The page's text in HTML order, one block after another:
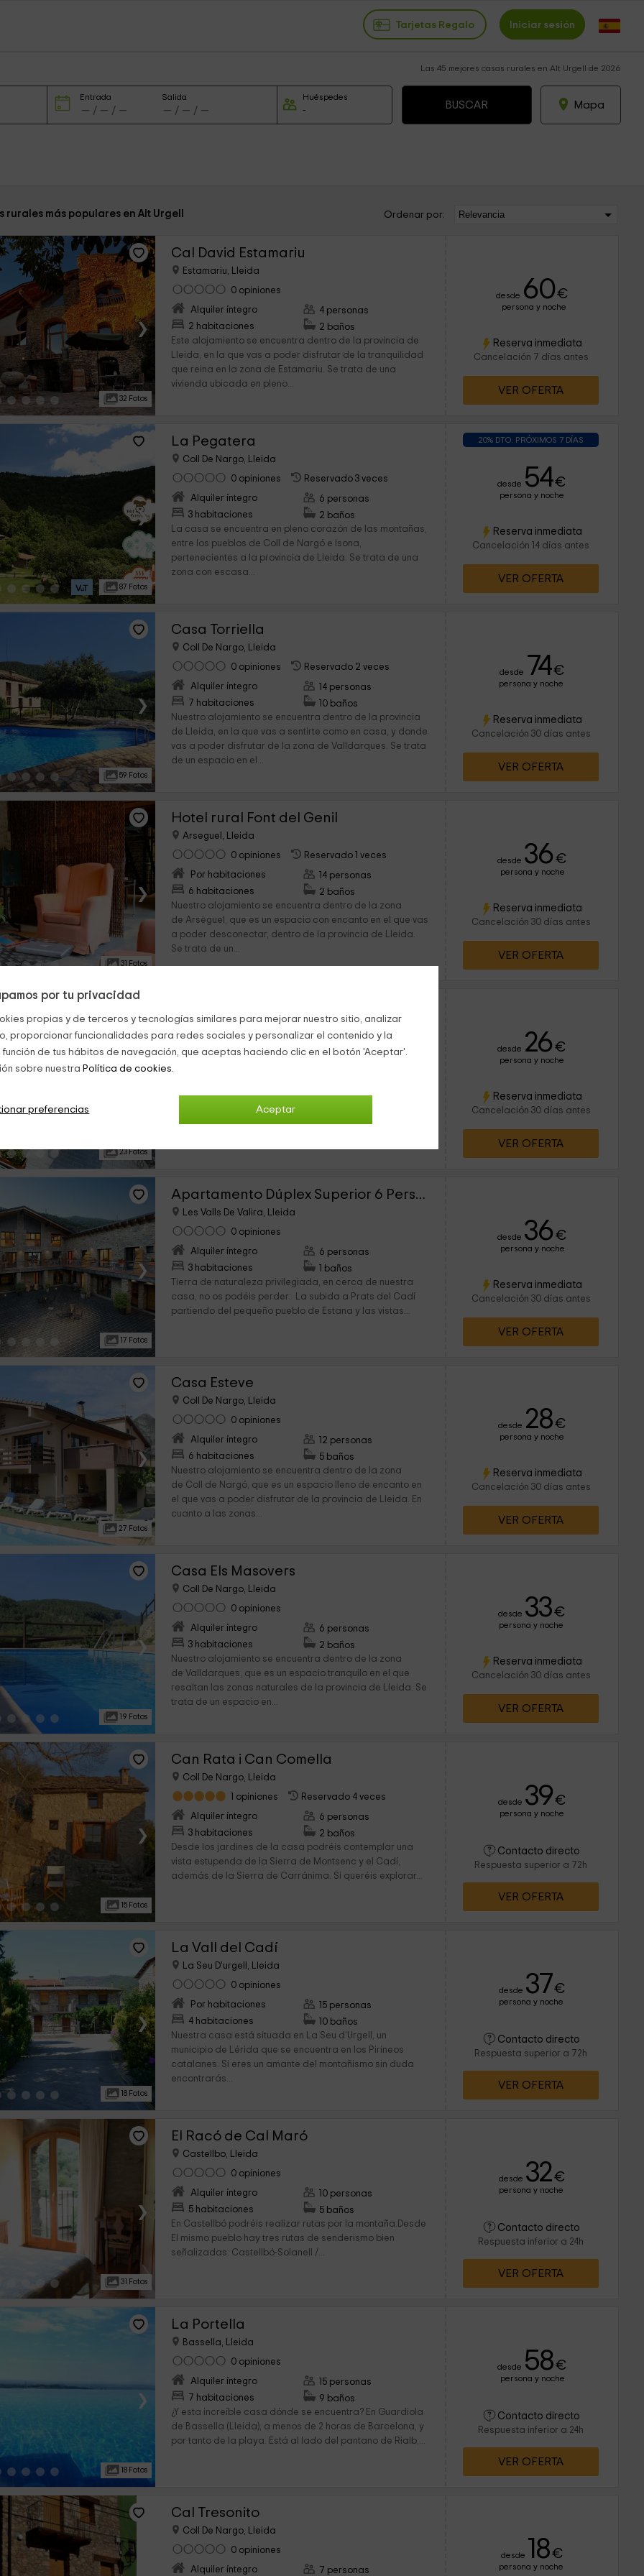
por tu privacidad
propias y de terceros y tecnologías similares para mejorar nuestro sitio, analizar
proporcionar funcionalidades para redes sociales y personalizar el contenido y la
de tus hábitos de navegación, que aceptas haciendo clic en el botón 'Aceptar'.
sobre nuestra Política de cookies.
Aceptar
preferencias
Tarjetas Regalo Iniciar sesión
Las 45 mejores casas rurales en Alt Urgell de 2026
Entrada Salida Huéspedes
Mapa
rurales más populares en Alt Urgell Ordenar por:
›
32 Fotos
Cal David Estamariu
Estamariu, Lleida
0 opiniones
Alquiler íntegro
2 habitaciones
4 personas
2 baños
Este alojamiento se encuentra dentro de la provincia de
Lleida, en la que vas a poder disfrutar de la tranquilidad
que reina en la zona de Estamariu. Se trata de una
vivienda ubicada en pleno...
desde 60€
persona y noche
Reserva inmediata
Cancelación 7 días antes
VER OFERTA
›
87 Fotos
La Pegatera
Coll De Nargo, Lleida
0 opiniones
Reservado 3 veces
Alquiler íntegro
3 habitaciones
6 personas
2 baños
La casa se encuentra en pleno corazón de las montañas,
entre los pueblos de Coll de Nargó e Isona,
pertenecientes a la provincia de Lleida. Se trata de una
zona con escasa...
20% DTO. PRÓXIMOS 7 DÍAS
desde 54€
persona y noche
Reserva inmediata
Cancelación 14 días antes
VER OFERTA
›
59 Fotos
Casa Torriella
Coll De Nargo, Lleida
0 opiniones
Reservado 2 veces
Alquiler íntegro
7 habitaciones
14 personas
10 baños
Nuestro alojamiento se encuentra dentro de la provincia
de Lleida, en la que vas a sentirte como en casa, y donde
vas a poder disfrutar de la zona de Valldarques. Se trata
de un espacio en el...
desde 74€
persona y noche
Reserva inmediata
Cancelación 30 días antes
VER OFERTA
›
31 Fotos
Hotel rural Font del Genil
Arseguel, Lleida
0 opiniones
Reservado 1 veces
Por habitaciones
6 habitaciones
14 personas
2 baños
Nuestro alojamiento se encuentra dentro de la zona
de Arsèguel, que es un espacio con encanto en el que vas
a poder desconectar, dentro de la provincia de Lleida.
Se trata de un...
desde 36 €
persona y noche
Reserva inmediata
Cancelación 30 días antes
VER OFERTA
›
23 Fotos
Les Valls De Valira, Lleida
0 opiniones
A los pies de la Sierra del Cadí en vuestra visita a nuestro
hotel no os podéis perder: Visitar el vecino Principado de
Andorra y su capital Andorra la...
desde 26 €
persona y noche
Reserva inmediata
Cancelación 30 días antes
VER OFERTA
›
17 Fotos
Apartamento Dúplex Superior 6 Personas
Les Valls De Valira, Lleida
0 opiniones
Alquiler íntegro
3 habitaciones
6 personas
1 baños
Tierra de naturaleza privilegiada, en cerca de nuestra
casa, no os podéis perder: La subida a Prats del Cadí
partiendo del pequeño pueblo de Estana y las vistas...
desde 36 €
persona y noche
Reserva inmediata
Cancelación 30 días antes
VER OFERTA
›
27 Fotos
Casa Esteve
Coll De Nargo, Lleida
0 opiniones
Alquiler íntegro
6 habitaciones
12 personas
5 baños
Nuestro alojamiento se encuentra dentro de la zona
de Coll de Nargó, que es un espacio lleno de encanto en
el que vas a poder disfrutar de la provincia de Lleida. En
cuanto a las zonas...
desde 28€
persona y noche
Reserva inmediata
Cancelación 30 días antes
VER OFERTA
›
19 Fotos
Casa Els Masovers
Coll De Nargo, Lleida
0 opiniones
Alquiler íntegro
3 habitaciones
6 personas
2 baños
Nuestro alojamiento se encuentra dentro de la zona
de Valldarques, que es un espacio tranquilo en el que
resaltan las zonas naturales de la provincia de Lleida. Se
trata de un espacio en...
desde 33€
persona y noche
Reserva inmediata
Cancelación 30 días antes
VER OFERTA
›
15 Fotos
Can Rata i Can Comella
Coll De Nargo, Lleida
1 opiniones
Reservado 4 veces
Alquiler íntegro
3 habitaciones
6 personas
2 baños
Desde los jardines de la casa podréis contemplar una
vista estupenda de la Sierra de Montsenc y el Cadí,
además de la Sierra de Carránima. Si queréis explorar...
desde 39€
persona y noche
Contacto directo
Respuesta superior a 72h
VER OFERTA
›
18 Fotos
La Vall del Cadí
La Seu D'urgell, Lleida
0 opiniones
Por habitaciones
4 habitaciones
15 personas
10 baños
Nuestra casa está situada en La Seu d'Urgell, un
municipio de Lérida que se encuentra en los Pirineos
catalanes. Si eres un amante del montañismo sin duda
encontrarás...
desde 37€
persona y noche
Contacto directo
Respuesta superior a 72h
VER OFERTA
›
31 Fotos
El Racó de Cal Maró
Castellbo, Lleida
0 opiniones
Alquiler íntegro
5 habitaciones
10 personas
5 baños
En Castellbó podréis realizar rutas por la montaña.Desde
El mismo pueblo hay tres rutas de senderismo bien
señalizadas: Castellbó-Solanell /...
desde 32€
persona y noche
Contacto directo
Respuesta inferior a 24h
VER OFERTA
›
18 Fotos
La Portella
Bassella, Lleida
0 opiniones
Alquiler íntegro
7 habitaciones
15 personas
9 baños
¿Y esta increíble casa dónde se encuentra? En Guardiola
de Bassella (Lleida), a menos de 2 horas de Barcelona, y
por tanto de la playa. Está al lado del pantano de Rialb,...
desde 58€
persona y noche
Contacto directo
Respuesta inferior a 24h
VER OFERTA
Cal Tresonito
Coll De Nargo, Lleida
0 opiniones
Alquiler íntegro
7 personas
desde 18€
persona y noche